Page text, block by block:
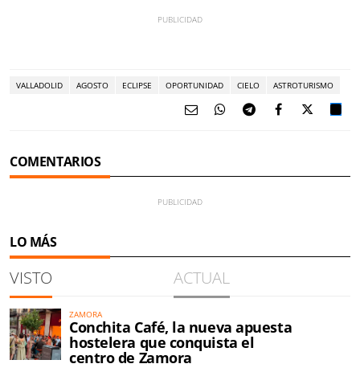
VALLADOLID AGOSTO ECLIPSE OPORTUNIDAD CIELO ASTROTURISMO
COMENTARIOS
LO MÁS
VISTO ACTUAL
ZAMORA
Conchita Café, la nueva apuesta
hostelera que conquista el
centro de Zamora